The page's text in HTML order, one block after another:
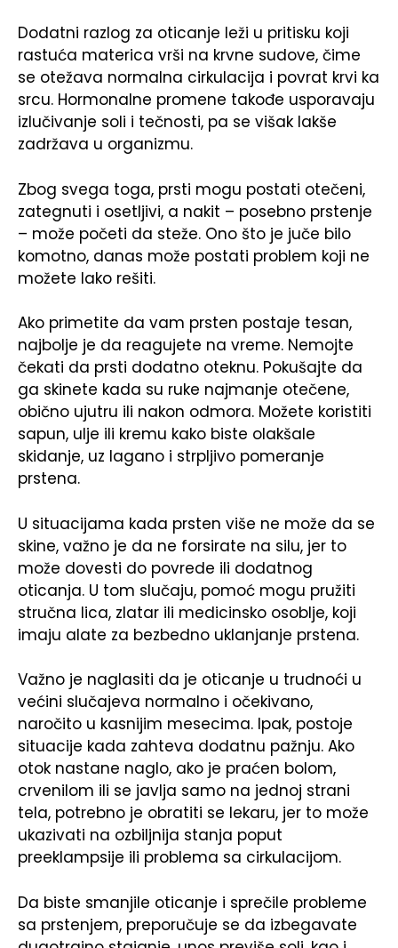
Dodatni razlog za oticanje leži u pritisku koji
rastuća materica vrši na krvne sudove, čime
se otežava normalna cirkulacija i povrat krvi ka
srcu. Hormonalne promene takođe usporavaju
izlučivanje soli i tečnosti, pa se višak lakše
zadržava u organizmu.
Zbog svega toga, prsti mogu postati otečeni,
zategnuti i osetljivi, a nakit – posebno prstenje
– može početi da steže. Ono što je juče bilo
komotno, danas može postati problem koji ne
možete lako rešiti.
Ako primetite da vam prsten postaje tesan,
najbolje je da reagujete na vreme. Nemojte
čekati da prsti dodatno oteknu. Pokušajte da
ga skinete kada su ruke najmanje otečene,
obično ujutru ili nakon odmora. Možete koristiti
sapun, ulje ili kremu kako biste olakšale
skidanje, uz lagano i strpljivo pomeranje
prstena.
U situacijama kada prsten više ne može da se
skine, važno je da ne forsirate na silu, jer to
može dovesti do povrede ili dodatnog
oticanja. U tom slučaju, pomoć mogu pružiti
stručna lica, zlatar ili medicinsko osoblje, koji
imaju alate za bezbedno uklanjanje prstena.
Važno je naglasiti da je oticanje u trudnoći u
većini slučajeva normalno i očekivano,
naročito u kasnijim mesecima. Ipak, postoje
situacije kada zahteva dodatnu pažnju. Ako
otok nastane naglo, ako je praćen bolom,
crvenilom ili se javlja samo na jednoj strani
tela, potrebno je obratiti se lekaru, jer to može
ukazivati na ozbiljnija stanja poput
preeklampsije ili problema sa cirkulacijom.
Da biste smanjile oticanje i sprečile probleme
sa prstenjem, preporučuje se da izbegavate